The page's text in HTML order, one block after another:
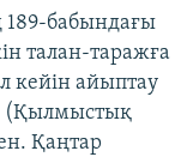
189-бабындағы
талан-таражға
кейін айыптау
(Қылмыстық
Қаңтар